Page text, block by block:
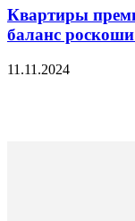
Квартиры
баланс
11.11.2024